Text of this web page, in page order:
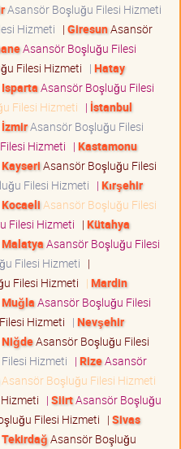
Asansör Boşluğu Filesi Hizmeti
Hizmeti | GiresunAsansör
Asansör Boşluğu Filesi
Filesi Hizmeti | Hatay
IspartaAsansör Boşluğu Filesi
Filesi Hizmeti | İstanbul
İzmirAsansör Boşluğu Filesi
Hizmeti | Kastamonu
KayseriAsansör Boşluğu Filesi
Filesi Hizmeti | Kırşehir
Kocaeli Asansör Boşluğu Filesi
Filesi Hizmeti | Kütahya
MalatyaAsansör Boşluğu Filesi
Filesi Hizmeti |
Filesi Hizmeti | Mardin
MuğlaAsansör Boşluğu Filesi
Hizmeti | Nevşehir
NiğdeAsansör Boşluğu Filesi
Hizmeti | RizeAsansör
Asansör Boşluğu Filesi Hizmeti
| SiirtAsansör Boşluğu
Filesi Hizmeti | Sivas
TekirdağAsansör Boşluğu